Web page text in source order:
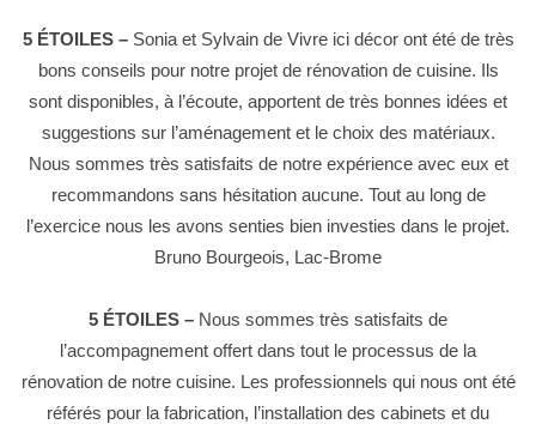
5 ÉTOILES –Sonia et Sylvain de Vivre ici décor ont été de très
bons conseils pour notre projet de rénovation de cuisine. Ils
sont disponibles, à l’écoute, apportent de très bonnes idées et
suggestions sur l’aménagement et le choix des matériaux.
Nous sommes très satisfaits de notre expérience avec eux et
recommandons sans hésitation aucune. Tout au long de
l’exercice nous les avons senties bien investies dans le projet.
Bruno Bourgeois, Lac-Brome
5 ÉTOILES – Nous sommes très satisfaits de
l’accompagnement offert dans tout le processus de la
rénovation de notre cuisine. Les professionnels qui nous ont été
référés pour la fabrication, l’installation des cabinets et du